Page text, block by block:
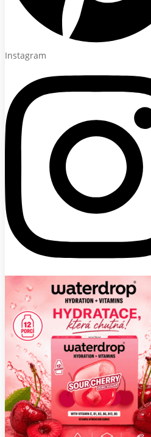
Instagram